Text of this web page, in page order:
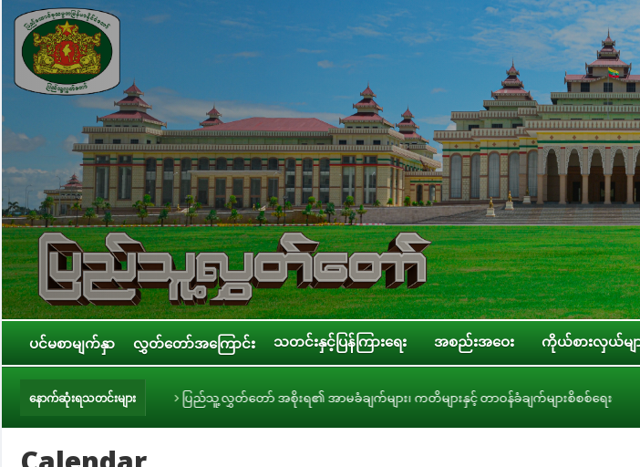
ပင်မစာမျက်နှာ လွှတ်တော်အကြောင်း သတင်းနှင့်ပြန်ကြားရေး အစည်းအဝေး ကိုယ်စားလှယ်မျ
နောက်ဆုံးရသတင်းများ
းနှင့် တွေ့ဆုံ ပြည်သူ့လွှတ်တော် အစိုးရ၏ အာမခံချက်များ၊ ကတိများနှင့် တာဝန်ခံချက်များစိစစ်ရေးကော်မတီနှင့် ပြ